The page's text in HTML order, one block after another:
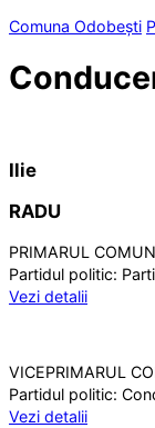
Comuna Odobești
Ilie
RADU
PRIMARUL
Partidul politic:
Vezi detalii
VICEPRIMARUL
Partidul politic:
Vezi detalii